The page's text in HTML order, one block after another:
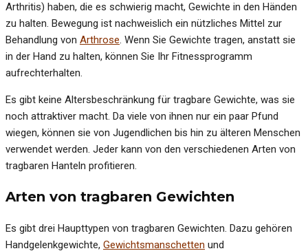
Arthritis) haben, die es schwierig macht, Gewichte in den Händen
zu halten. Bewegung ist nachweislich ein nützliches Mittel zur
Behandlung von Arthrose. Wenn Sie Gewichte tragen, anstatt sie
in der Hand zu halten, können Sie Ihr Fitnessprogramm
aufrechterhalten.
Es gibt keine Altersbeschränkung für tragbare Gewichte, was sie
noch attraktiver macht. Da viele von ihnen nur ein paar Pfund
wiegen, können sie von Jugendlichen bis hin zu älteren Menschen
verwendet werden. Jeder kann von den verschiedenen Arten von
tragbaren Hanteln profitieren.
Arten von tragbaren Gewichten
Es gibt drei Haupttypen von tragbaren Gewichten. Dazu gehören
Handgelenkgewichte, Gewichtsmanschetten und